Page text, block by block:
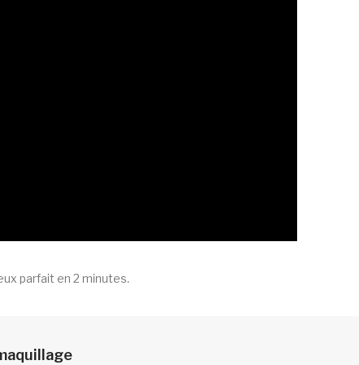
parfait en 2 minutes.